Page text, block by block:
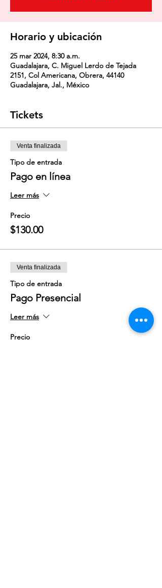
Horario y ubicación
25 mar 2024, 8:30 a.m.
Guadalajara, C. Miguel Lerdo de Tejada
2151, Col Americana, Obrera, 44140
Guadalajara, Jal., México
Tickets
Venta finalizada
Tipo de entrada
Pago en línea
Leer más
Precio
$130.00
Venta finalizada
Tipo de entrada
Pago Presencial
Leer más
Precio